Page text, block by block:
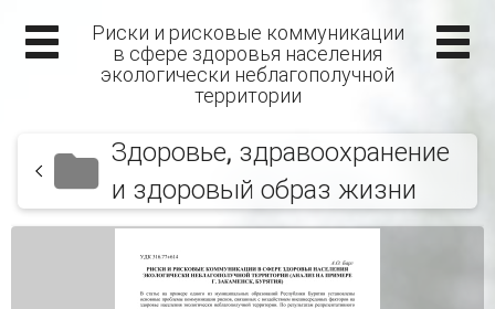
Риски и рисковые коммуникации
в сфере здоровья населения
экологически неблагополучной
территории
Здоровье, здравоохранение
и здоровый образ жизни